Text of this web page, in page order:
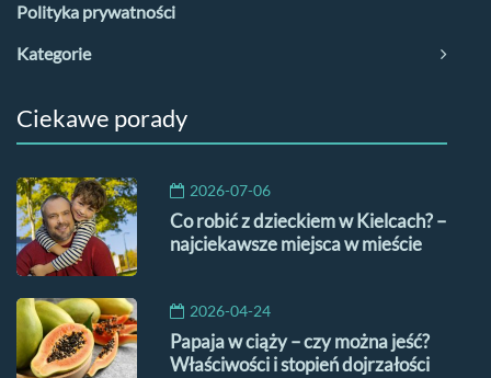
Polityka prywatności
Kategorie
Ciekawe porady
2026-07-06
Co robić z dzieckiem w Kielcach? –
najciekawsze miejsca w mieście
2026-04-24
Papaja w ciąży – czy można jeść?
Właściwości i stopień dojrzałości